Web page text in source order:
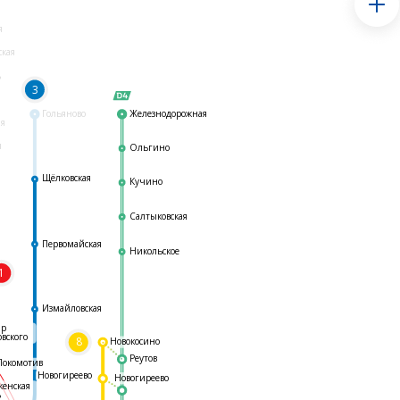
Гольяново
3
8
Железнодорожная
Ольгино
Кучино
Салтыковская
Никольское
Реутов
Измайловская
Первомайская
Щёлковская
Новогиреево
Новогиреево
Новокосино